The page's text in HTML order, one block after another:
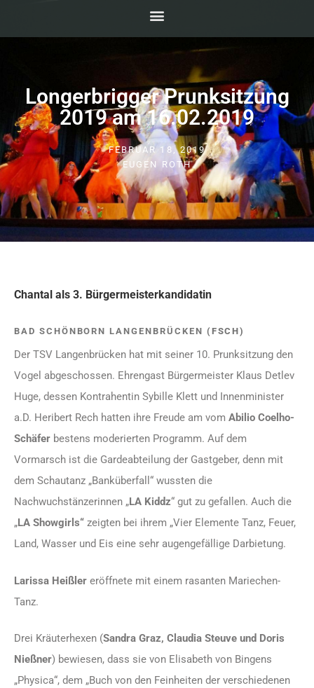
Longerbrigger Prunksitzung
2019 am 16.02.2019
FEBRUAR 18, 2019
EUGEN ROTH
Chantal als 3. Bürgermeisterkandidatin
BAD SCHÖNBORN LANGENBRÜCKEN (FSCH)
Der TSV Langenbrücken hat mit seiner 10. Prunksitzung den
Vogel abgeschossen. Ehrengast Bürgermeister Klaus Detlev
Huge, dessen Kontrahentin Sybille Klett und Innenminister
a.D. Heribert Rech hatten ihre Freude am vom Abilio Coelho-
Schäfer bestens moderierten Programm. Auf dem
Vormarsch ist die Gardeabteilung der Gastgeber, denn mit
dem Schautanz „Banküberfall“ wussten die
Nachwuchstänzerinnen „LA Kiddz“ gut zu gefallen. Auch die
„LA Showgirls“ zeigten bei ihrem „Vier Elemente Tanz, Feuer,
Land, Wasser und Eis eine sehr augengefällige Darbietung.
Larissa Heißler eröffnete mit einem rasanten Mariechen-
Tanz.
Drei Kräuterhexen (Sandra Graz, Claudia Steuve und Doris
Nießner) bewiesen, dass sie von Elisabeth von Bingens
„Physica“, dem „Buch von den Feinheiten der verschiedenen